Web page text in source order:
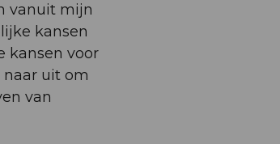
vanuit mijn
kansen
kansen voor
uit om
van